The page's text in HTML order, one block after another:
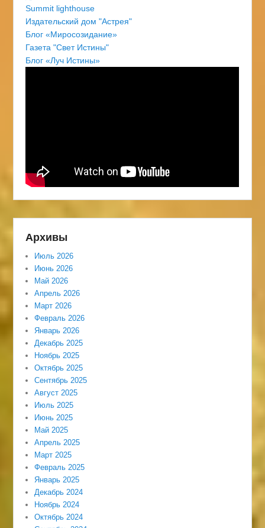
Summit lighthouse
Издательский дом "Астрея"
Блог «Миросозидание»
Газета "Свет Истины"
Блог «Луч Истины»
Архивы
Июль 2026
Июнь 2026
Май 2026
Апрель 2026
Март 2026
Февраль 2026
Январь 2026
Декабрь 2025
Ноябрь 2025
Октябрь 2025
Сентябрь 2025
Август 2025
Июль 2025
Июнь 2025
Май 2025
Апрель 2025
Март 2025
Февраль 2025
Январь 2025
Декабрь 2024
Ноябрь 2024
Октябрь 2024